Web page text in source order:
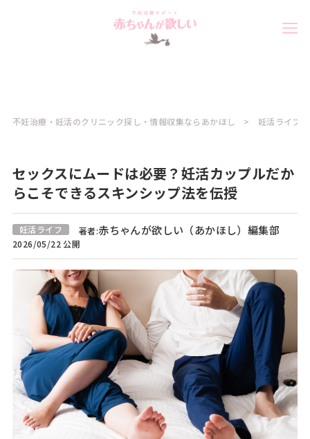
不妊治療・妊活のクリニック探し・情報収集ならあかほし 妊活ライフ
セックスにムードは必要？妊活カップルだか
らこそできるスキンシップ法を伝授
妊活ライフ 著者:赤ちゃんが欲しい（あかほし）編集部
2026/05/22 公開